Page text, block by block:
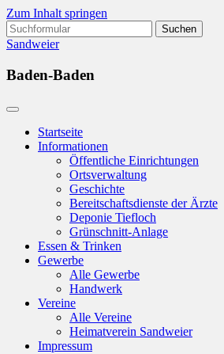
Zum Inhalt springen
Suchen
nach:
Sandweier
Baden-Baden
Startseite
Informationen
Öffentliche Einrichtungen
Ortsverwaltung
Geschichte
Bereitschaftsdienste der Ärzte
Deponie Tiefloch
Grünschnitt-Anlage
Essen & Trinken
Gewerbe
Alle Gewerbe
Handwerk
Vereine
Alle Vereine
Heimatverein Sandweier
Impressum